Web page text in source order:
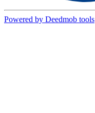
Powered by Deedmob tools